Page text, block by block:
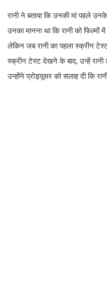
रानी ने बताया कि उनकी मां पहले
उनका मानना था कि रानी को फिल्मों
लेकिन जब रानी का पहला स्क्रीन
स्क्रीन टेस्ट देखने के बाद, उन्हें
उन्होंने प्रोड्यूसर को सलाह दी कि